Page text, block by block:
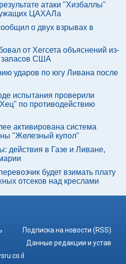
атаки "Хизбаллы"
ЦАХАЛа
о двух взрывах в
от Хегсета объяснений из-
запасов США
ударов по югу Ливана после
испытания проверили
по противодействию
активирована система
"Железный купол"
действия в Газе и Ливане,
будет взимать плату
отсеков над креслами
Подписка на новости (RSS)
Данные редакции и устав